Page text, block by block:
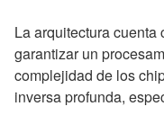
La arquitectura
garantizar un
complejidad de los
inversa profunda,